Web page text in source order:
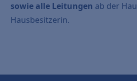
sowie alle Leitungen ab der
Hausbesitzerin.